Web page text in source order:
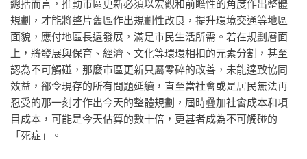
總括而言，推動市區更新必須以宏觀和前瞻性的角度作出整體
規劃，才能將整片舊區作出規劃性改良，提升環境交通等地區
面貌，應付地區長遠發展，滿足市民生活所需。若在規劃層面
上，將發展與保育、經濟、文化等環環相扣的元素分割，甚至
認為不可觸碰，那麼市區更新只屬零碎的改善，未能達致協同
效益，郤令現存的所有問題延續，直至當社會或是居民無法再
忍受的那一刻才作出今天的整體規劃，屆時疊加社會成本和項
目成本，可能是今天估算的數十倍，更甚者成為不可觸碰的
「死症」。